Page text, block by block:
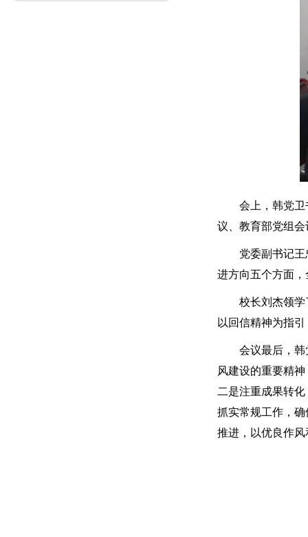
会上，韩党
议、教育部党组
党委副书记
进方向五个方面
校长刘杰领
以回信精神为指
会议最后，
风建设的重要精
二是注重成果转
抓实常规工作，
推进，以优良作